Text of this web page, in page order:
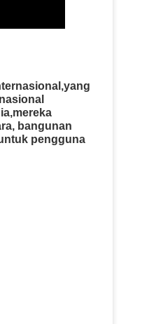
bangunan
pengguna